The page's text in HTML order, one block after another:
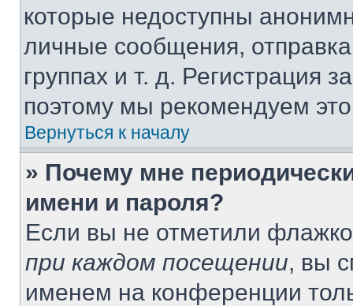
которые недоступны
личные сообщения,
группах и т. д. Регистрация
поэтому мы рекомендуем
Вернуться к началу
» Почему мне
имени и пароля?
Если вы не отметили
при каждом посещении, вы
именем на конференции